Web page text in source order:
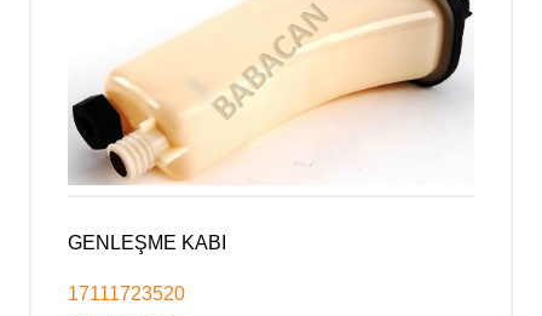
GENLEŞME KABI
17111723520